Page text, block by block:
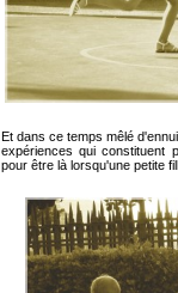
Et dans ce temps mêlé
expériences qui constituent
pour être là lorsqu'une petite